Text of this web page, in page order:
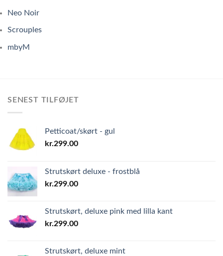
Neo Noir
Scrouples
mbyM
SENEST TILFØJET
Petticoat/skørt - gul
kr.299.00
Strutskørt deluxe - frostblå
kr.299.00
Strutskørt, deluxe pink med lilla kant
kr.299.00
Strutskørt, deluxe mint